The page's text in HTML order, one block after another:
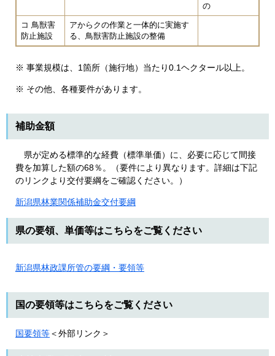
の
コ 鳥獣害
防止施設
アからクの作業と一体的に実施す
る、鳥獣害防止施設の整備
※ 事業規模は、1箇所（施行地）当たり0.1ヘクタール以上。
※ その他、各種要件があります。
補助金額
県が定める標準的な経費（標準単価）に、必要に応じて間接
費を加算した額の68％。（要件により異なります。詳細は下記
のリンクより交付要綱をご確認ください。）
新潟県林業関係補助金交付要綱
県の要領、単価等はこちらをご覧ください
新潟県林政課所管の要綱・要領等
国の要領等はこちらをご覧ください
国要領等＜外部リンク＞